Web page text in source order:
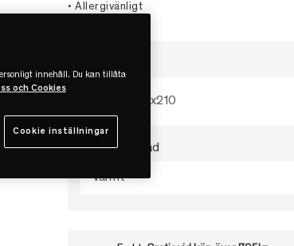
• Allergivänligt
150x210
Välj värmegrad
Varmt
innehåll. Du kan tillåta
och Cookies
Cookie inställningar